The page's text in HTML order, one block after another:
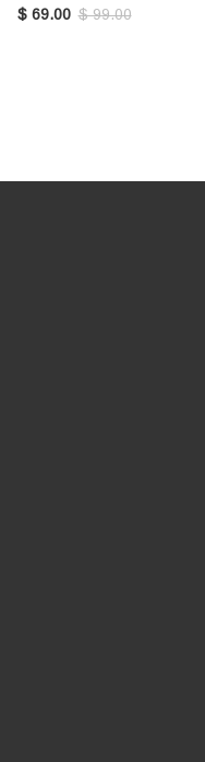
$ 69.00 $ 99.00